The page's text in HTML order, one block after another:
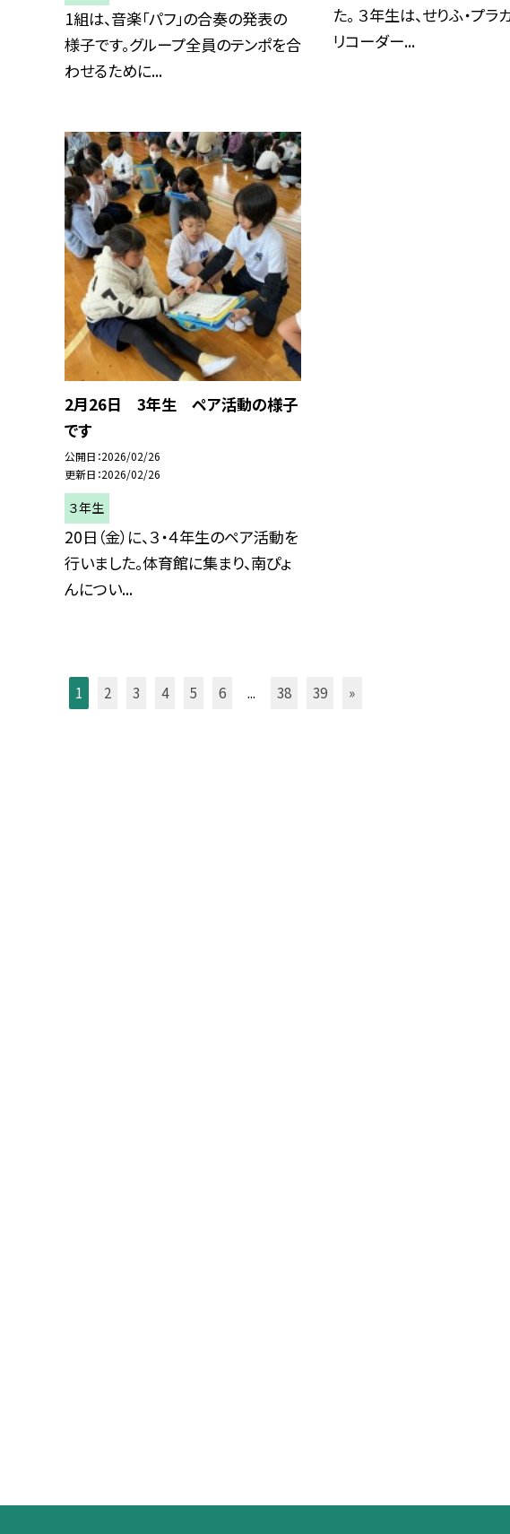
1組は、音楽「パフ」の合奏の発表の
様子です。グループ全員のテンポを合
わせるために...
た。 ３年生は、せりふ・プラ
リコーダー...
2月26日 3年生 ペア活動の様子
です
公開日 2026/02/26
更新日 2026/02/26
３年生
20日（金）に、３・４年生のペア活動を
行いました。体育館に集まり、南ぴょ
んについ...
1 2 3 4 5 6 ... 38 39 »